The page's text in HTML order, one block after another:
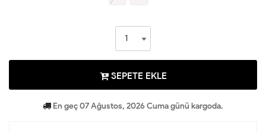
SEPETE EKLE
En geç 07 Ağustos, 2026 Cuma günü kargoda.